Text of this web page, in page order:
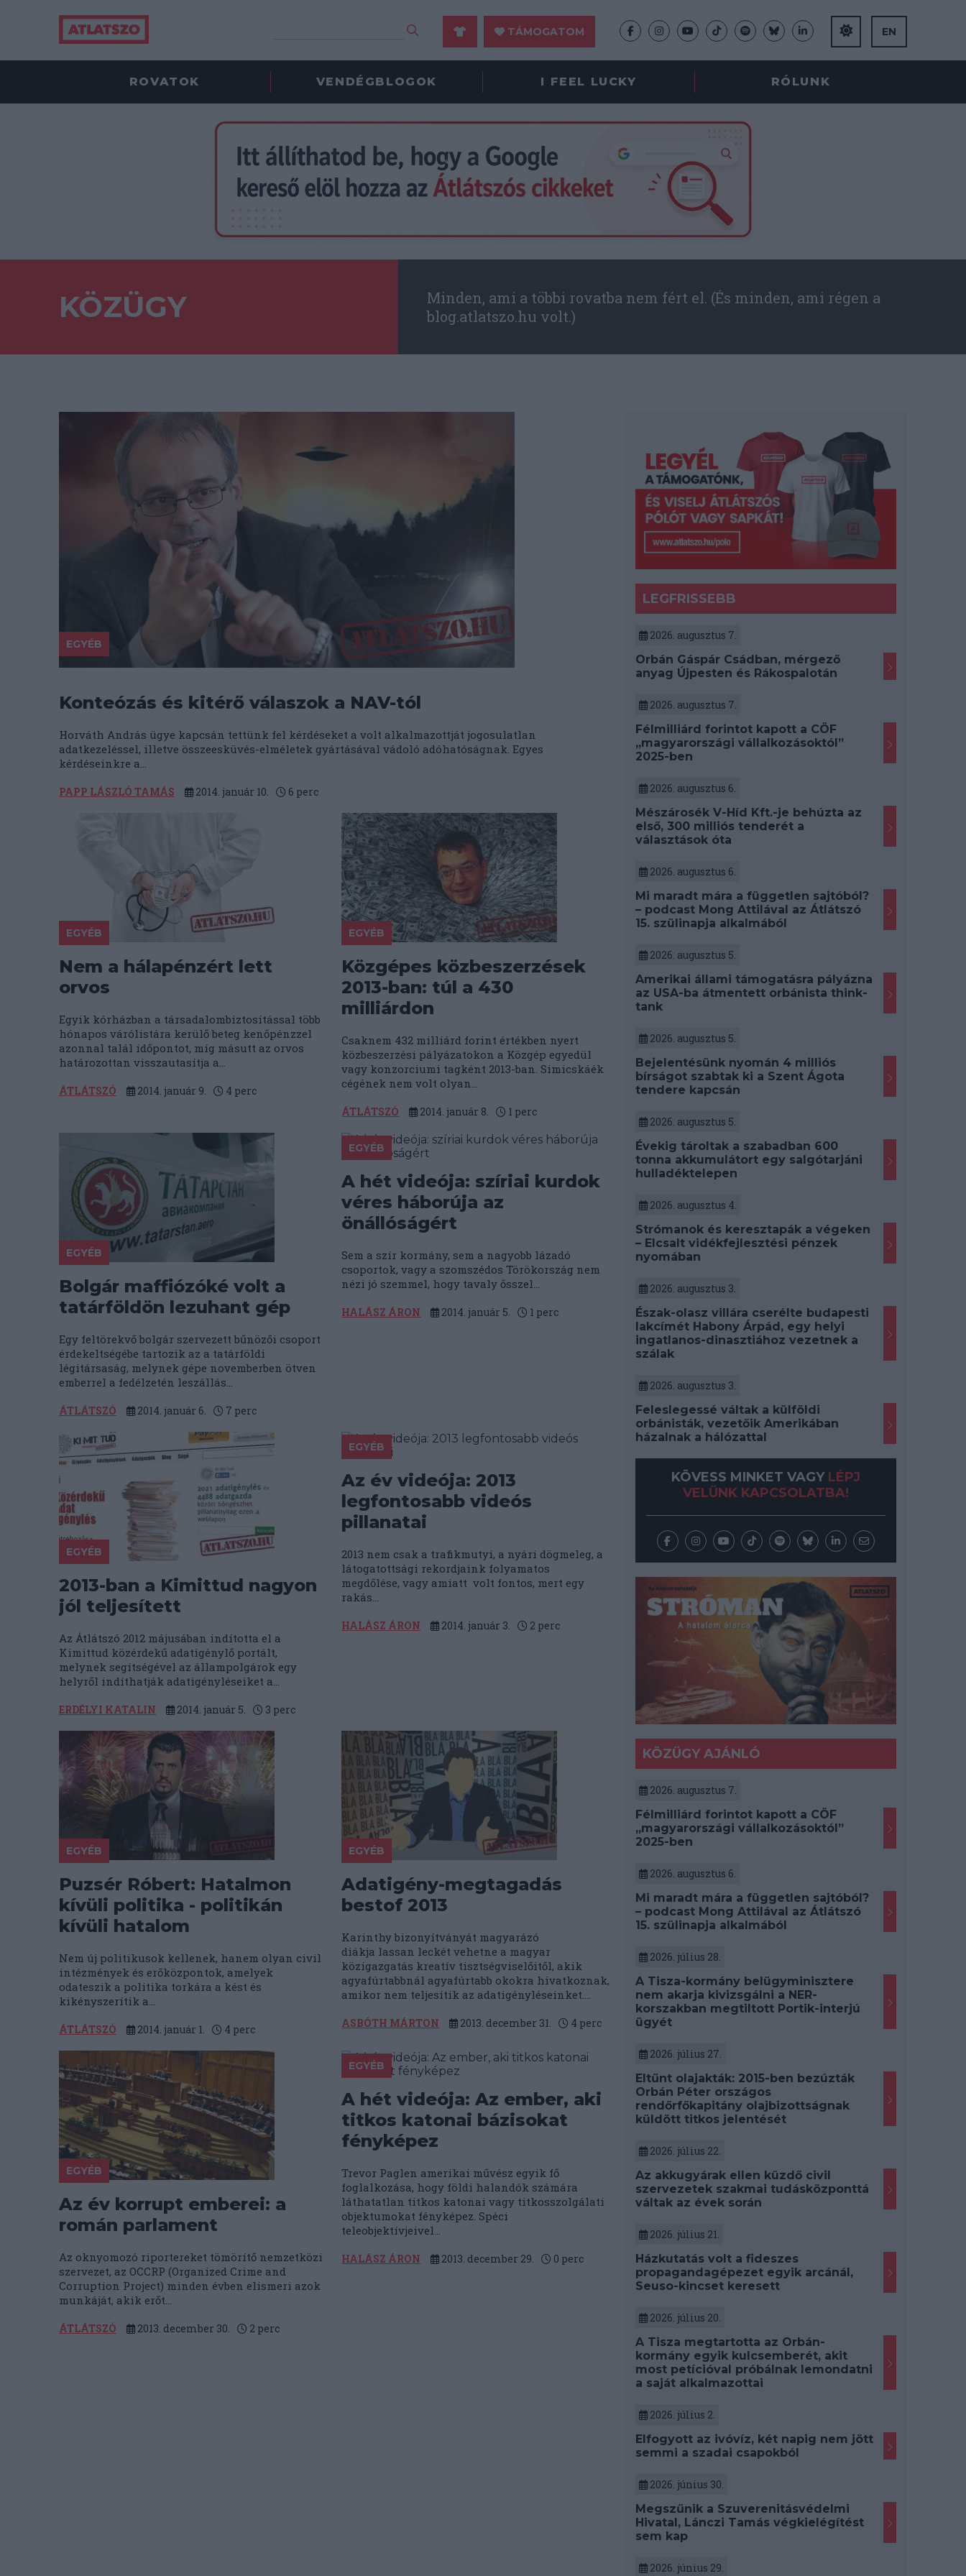
TÁMOGATOM EN
ROVATOK VENDÉGBLOGOK I FEEL LUCKY RÓLUNK
KÖZÜGY
Minden, ami a többi rovatba nem fért el. (És minden, ami régen a
blog.atlatszo.hu volt.)
EGYÉB
Konteózás és kitérő válaszok a NAV-tól
Horváth András ügye kapcsán tettünk fel kérdéseket a volt alkalmazottját jogosulatlan
adatkezeléssel, illetve összeesküvés-elméletek gyártásával vádoló adóhatóságnak. Egyes
kérdéseinkre a...
PAPP LÁSZLÓ TAMÁS 2014. január 10. 6 perc
EGYÉB
Nem a hálapénzért lett
orvos
Egyik kórházban a társadalombiztosítással több
hónapos várólistára kerülő beteg kenőpénzzel
azonnal talál időpontot, míg másutt az orvos
határozottan visszautasítja a...
ÁTLÁTSZÓ 2014. január 9. 4 perc
EGYÉB
Közgépes közbeszerzések
2013-ban: túl a 430
milliárdon
Csaknem 432 milliárd forint értékben nyert
közbeszerzési pályázatokon a Közgép egyedül
vagy konzorciumi tagként 2013-ban. Simicskáék
cégének nem volt olyan...
ÁTLÁTSZÓ 2014. január 8. 1 perc
EGYÉB
Bolgár maffiózóké volt a
tatárföldön lezuhant gép
Egy feltörekvő bolgár szervezett bűnözői csoport
érdekeltségébe tartozik az a tatárföldi
légitársaság, melynek gépe novemberben ötven
emberrel a fedélzetén leszállás...
ÁTLÁTSZÓ 2014. január 6. 7 perc
EGYÉB
A hét videója: szíriai kurdok
véres háborúja az
önállóságért
Sem a szír kormány, sem a nagyobb lázadó
csoportok, vagy a szomszédos Törökország nem
nézi jó szemmel, hogy tavaly ősszel...
HALÁSZ ÁRON 2014. január 5. 1 perc
EGYÉB
2013-ban a Kimittud nagyon
jól teljesített
Az Átlátszó 2012 májusában indította el a
Kimittud közérdekű adatigénylő portált,
melynek segítségével az állampolgárok egy
helyről indíthatják adatigényléseiket a...
ERDÉLYI KATALIN 2014. január 5. 3 perc
EGYÉB
Az év videója: 2013
legfontosabb videós
pillanatai
2013 nem csak a trafikmutyi, a nyári dögmeleg, a
látogatottsági rekordjaink folyamatos
megdőlése, vagy amiatt volt fontos, mert egy
rakás...
HALÁSZ ÁRON 2014. január 3. 2 perc
EGYÉB
Puzsér Róbert: Hatalmon
kívüli politika - politikán
kívüli hatalom
Nem új politikusok kellenek, hanem olyan civil
intézmények és erőközpontok, amelyek
odateszik a politika torkára a kést és
kikényszerítik a...
ÁTLÁTSZÓ 2014. január 1. 4 perc
EGYÉB
Adatigény-megtagadás
bestof 2013
Karinthy bizonyítványát magyarázó
diákja lassan leckét vehetne a magyar
közigazgatás kreatív tisztségviselőitől, akik
agyafúrtabbnál agyafúrtabb okokra hivatkoznak,
amikor nem teljesítik az adatigényléseinket....
ASBÓTH MÁRTON 2013. december 31. 4 perc
EGYÉB
Az év korrupt emberei: a
román parlament
Az oknyomozó riportereket tömörítő nemzetközi
szervezet, az OCCRP (Organized Crime and
Corruption Project) minden évben elismeri azok
munkáját, akik erőt...
ÁTLÁTSZÓ 2013. december 30. 2 perc
EGYÉB
A hét videója: Az ember, aki
titkos katonai bázisokat
fényképez
Trevor Paglen amerikai művész egyik fő
foglalkozása, hogy földi halandók számára
láthatatlan titkos katonai vagy titkosszolgálati
objektumokat fényképez. Spéci
teleobjektívjeivel...
HALÁSZ ÁRON 2013. december 29. 0 perc
LEGFRISSEBB
2026. augusztus 7.
Orbán Gáspár Csádban, mérgező
anyag Újpesten és Rákospalotán
2026. augusztus 7.
Félmilliárd forintot kapott a CÖF
„magyarországi vállalkozásoktól”
2025-ben
2026. augusztus 6.
Mészárosék V-Híd Kft.-je behúzta az
első, 300 milliós tenderét a
választások óta
2026. augusztus 6.
Mi maradt mára a független sajtóból?
– podcast Mong Attilával az Átlátszó
15. szülinapja alkalmából
2026. augusztus 5.
Amerikai állami támogatásra pályázna
az USA-ba átmentett orbánista think-
tank
2026. augusztus 5.
Bejelentésünk nyomán 4 milliós
bírságot szabtak ki a Szent Ágota
tendere kapcsán
2026. augusztus 5.
Évekig tároltak a szabadban 600
tonna akkumulátort egy salgótarjáni
hulladéktelepen
2026. augusztus 4.
Strómanok és keresztapák a végeken
– Elcsalt vidékfejlesztési pénzek
nyomában
2026. augusztus 3.
Észak-olasz villára cserélte budapesti
lakcímét Habony Árpád, egy helyi
ingatlanos-dinasztiához vezetnek a
szálak
2026. augusztus 3.
Feleslegessé váltak a külföldi
orbánisták, vezetőik Amerikában
házalnak a hálózattal
KÖVESS MINKET VAGY LÉPJ
VELÜNK KAPCSOLATBA!
KÖZÜGY AJÁNLÓ
2026. augusztus 7.
Félmilliárd forintot kapott a CÖF
„magyarországi vállalkozásoktól”
2025-ben
2026. augusztus 6.
Mi maradt mára a független sajtóból?
– podcast Mong Attilával az Átlátszó
15. szülinapja alkalmából
2026. július 28.
A Tisza-kormány belügyminisztere
nem akarja kivizsgálni a NER-
korszakban megtiltott Portik-interjú
ügyét
2026. július 27.
Eltűnt olajakták: 2015-ben bezúzták
Orbán Péter országos
rendőrfőkapitány olajbizottságnak
küldött titkos jelentését
2026. július 22.
Az akkugyárak ellen küzdő civil
szervezetek szakmai tudásközponttá
váltak az évek során
2026. július 21.
Házkutatás volt a fideszes
propagandagépezet egyik arcánál,
Seuso-kincset keresett
2026. július 20.
A Tisza megtartotta az Orbán-
kormány egyik kulcsemberét, akit
most petícióval próbálnak lemondatni
a saját alkalmazottai
2026. július 2.
Elfogyott az ivóvíz, két napig nem jött
semmi a szadai csapokból
2026. június 30.
Megszűnik a Szuverenitásvédelmi
Hivatal, Lánczi Tamás végkielégítést
sem kap
2026. június 29.